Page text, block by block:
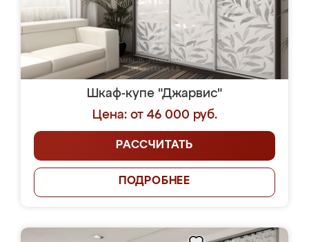
Шкаф-купе "Джарвис"
Цена: от 46 000 руб.
РАССЧИТАТЬ
ПОДРОБНЕЕ